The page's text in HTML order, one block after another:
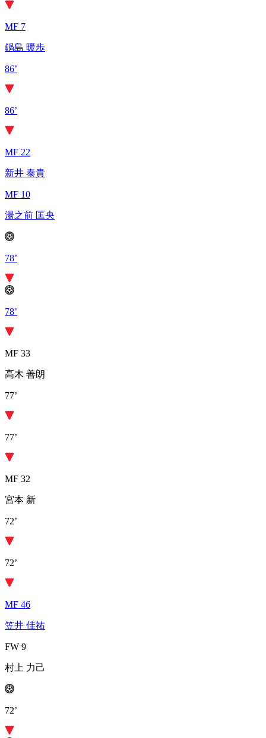
MF 7
鍋島 暖歩
86’
86’
MF 22
新井 泰貴
MF 10
湯之前 匡央
78’
78’
MF 33
高木 善朗
77’
77’
MF 32
宮本 新
72’
72’
MF 46
笠井 佳祐
FW 9
村上 力己
72’